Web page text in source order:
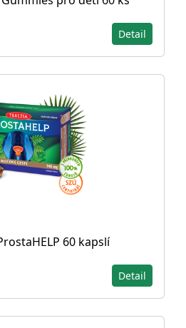
Detail
60 kapslí
Detail